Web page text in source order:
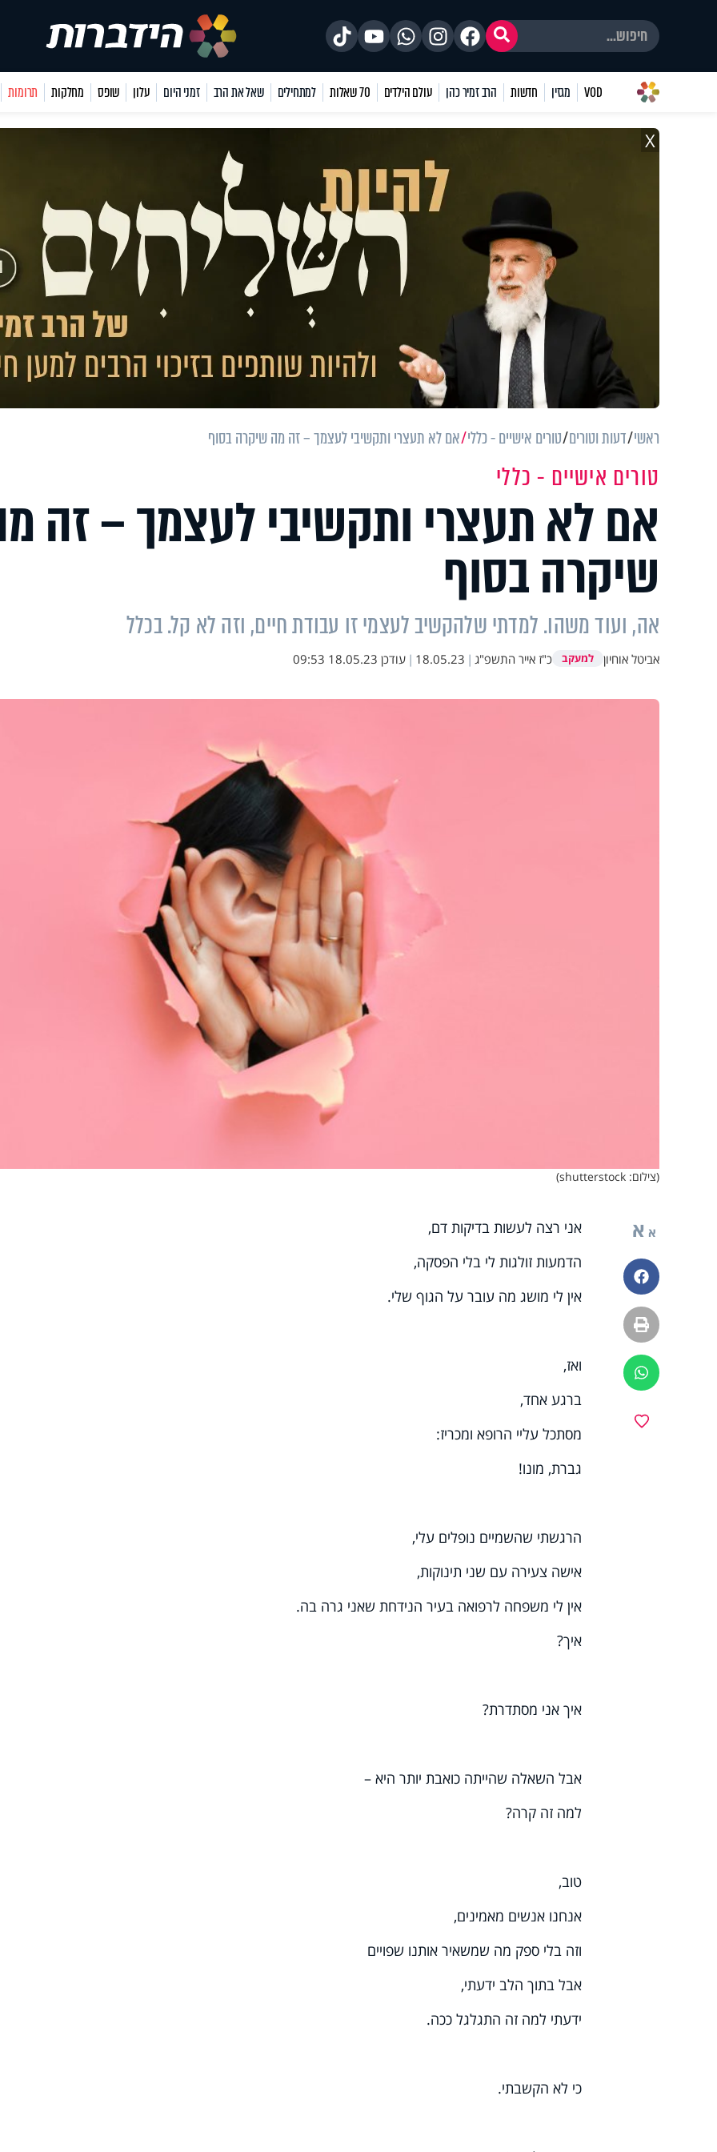
VOD מגזין חדשות הרב זמיר כהן עולם הילדים 70 שאלות למתחילים שאל את הרב זמני היום עלון שופס מחלקות תרומות
X
ראשי דעות וטורים טורים אישיים - כללי אם לא תעצרי ותקשיבי לעצמך – זה מה שיקרה בסוף
טורים אישיים - כללי
אם לא תעצרי ותקשיבי לעצמך – זה
שיקרה בסוף
אה, ועוד משהו. למדתי שלהקשיב לעצמי זו עבודת חיים, וזה לא קל. בכלל
אביטל אוחיון למעקב כ"ז אייר התשפ"ג |
18.05.23
| עודכן 18.05.23 09:53
(צילום: shutterstock)
א א
פייסבוק
הדפסה
ווטסאפ
אני רצה לעשות בדיקות דם,
הדמעות זולגות לי בלי הפסקה,
אין לי מושג מה עובר על הגוף שלי.
ואז,
ברגע אחד,
מסתכל עליי הרופא ומכריז:
גברת, מונו!
הרגשתי שהשמיים נופלים עלי,
אישה צעירה עם שני תינוקות,
אין לי משפחה לרפואה בעיר הנידחת שאני גרה בה.
איך?
איך אני מסתדרת?
אבל השאלה שהייתה כואבת יותר היא –
למה זה קרה?
טוב,
אנחנו אנשים מאמינים,
וזה בלי ספק מה שמשאיר אותנו שפויים
אבל בתוך הלב ידעתי,
ידעתי למה זה התגלגל ככה.
כי לא הקשבתי.